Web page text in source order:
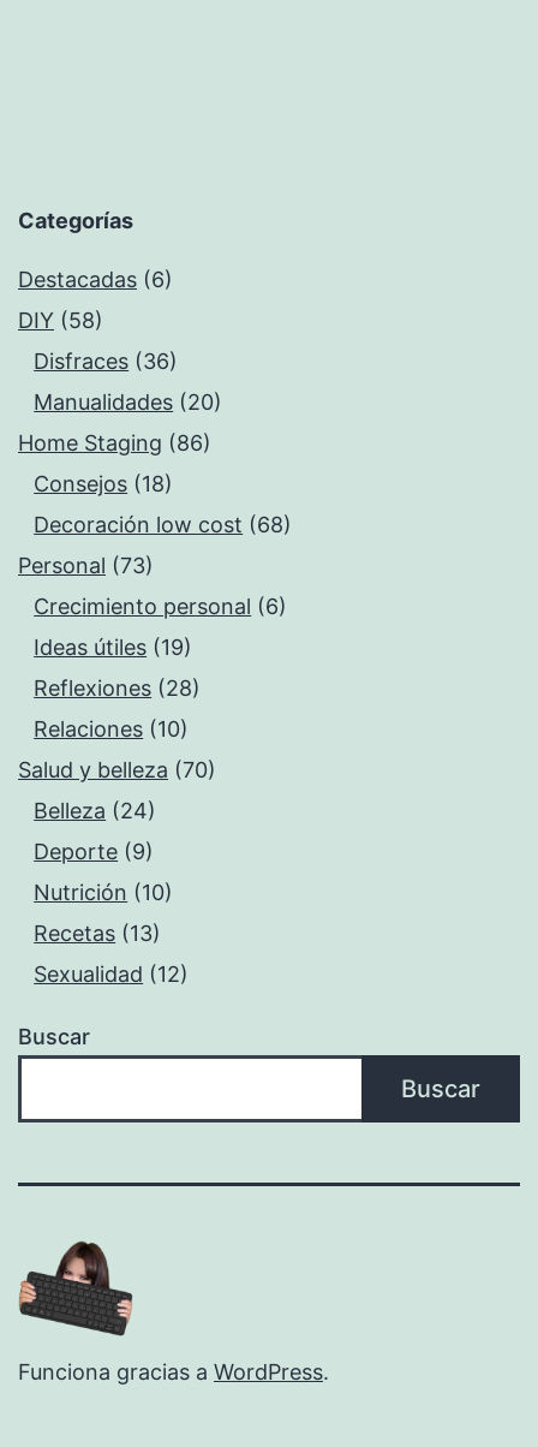
Categorías
Destacadas (6)
DIY (58)
Disfraces (36)
Manualidades (20)
Home Staging (86)
Consejos (18)
Decoración low cost (68)
Personal (73)
Crecimiento personal (6)
Ideas útiles (19)
Reflexiones (28)
Relaciones (10)
Salud y belleza (70)
Belleza (24)
Deporte (9)
Nutrición (10)
Recetas (13)
Sexualidad (12)
Buscar
Buscar
Funciona gracias a WordPress.